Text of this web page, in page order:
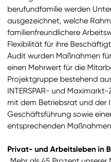
berufundfamilie werden
ausgezeichnet, welche
familienfreundlichere
Flexibilität für ihre
Audit wurden Maßnahmen
einen Mehrwert für die
Projektgruppe bestehend
INTERSPAR- und
mit dem Betriebsrat und der
Geschäftsführung sowie
entsprechenden
Privat- und Arbeitsleben in